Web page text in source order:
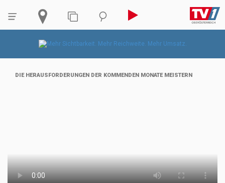
DIE HERAUSFORDERUNGEN DER KOMMENDEN MONATE MEISTERN